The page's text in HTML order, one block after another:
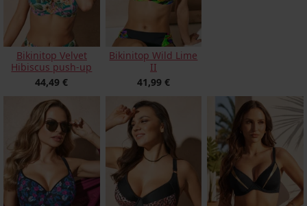
Bikinitop Velvet
Hibiscus push-up
44,49 €
Bikinitop Wild Lime
II
41,99 €